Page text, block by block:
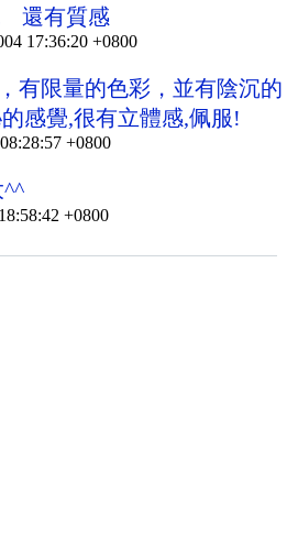
還有質感
17:36:20 +0800
有限量的色彩，並有陰沉的
感覺,很有立體感,佩服!
+0800
+0800